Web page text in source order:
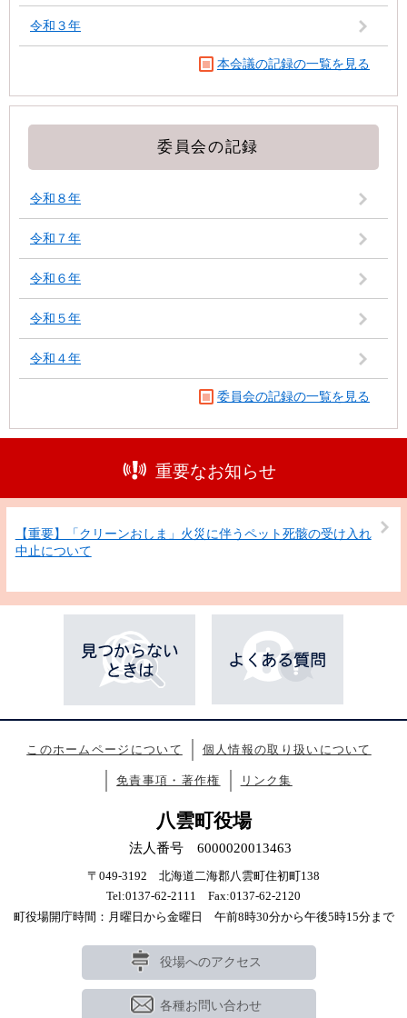
令和３年
本会議の記録の一覧を見る
委員会の記録
令和８年
令和７年
令和６年
令和５年
令和４年
委員会の記録の一覧を見る
重要なお知らせ
【重要】「クリーンおしま」火災に伴うペット死骸の受け入れ
中止について
このホームページについて 個人情報の取り扱いについて
免責事項・著作権 リンク集
八雲町役場
法人番号 6000020013463
〒049-3192 北海道二海郡八雲町住初町138
Tel:0137-62-2111 Fax:0137-62-2120
町役場開庁時間：月曜日から金曜日 午前8時30分から午後5時15分まで
役場へのアクセス
各種お問い合わせ